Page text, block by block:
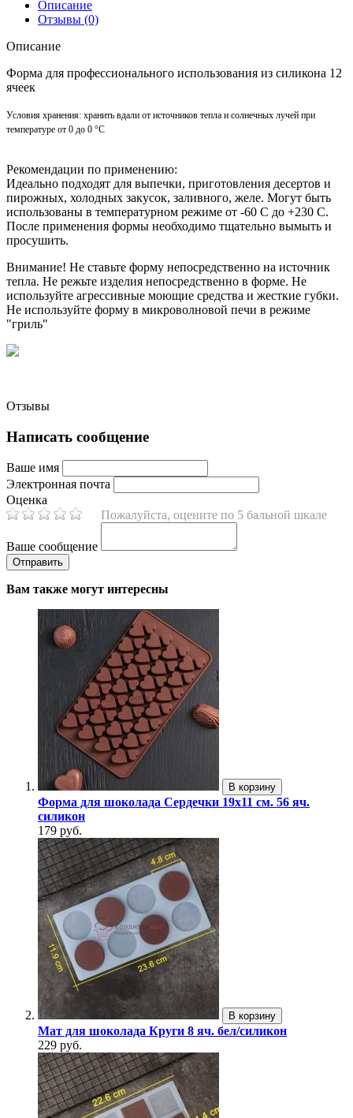
Описание
Отзывы (0)
Описание
Форма для профессионального использования из силикона 12
ячеек
Условия хранения: хранить вдали от источников тепла и солнечных лучей при
температуре от 0 до 0 °C
Рекомендации по применению:
Идеально подходят для выпечки, приготовления десертов и
пирожных, холодных закусок, заливного, желе. Могут быть
использованы в температурном режиме от -60 С до +230 С.
После применения формы необходимо тщательно вымыть и
просушить.
Внимание! Не ставьте форму непосредственно на источник
тепла. Не режьте изделия непосредственно в форме. Не
используйте агрессивные моющие средства и жесткие губки.
Не используйте форму в микроволновой печи в режиме
"гриль"
Отзывы
Написать сообщение
Ваше имя
Электронная почта
Оценка
Пожалуйста, оцените по 5 бальной шкале
Ваше сообщение
Вам также могут интересны
В корзину
Форма для шоколада Сердечки 19х11 см. 56 яч.
силикон
179 руб.
В корзину
Мат для шоколада Круги 8 яч. бел/силикон
229 руб.